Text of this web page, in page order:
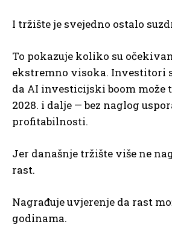
I tržište je svejedno ostalo
To pokazuje koliko su
ekstremno visoka. Investitori
da AI investicijski boom može
2028. i dalje — bez naglog
profitabilnosti.
Jer današnje tržište više ne
rast.
Nagrađuje uvjerenje da rast
godinama.